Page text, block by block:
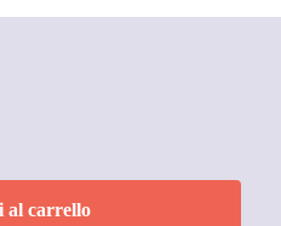
al carrello